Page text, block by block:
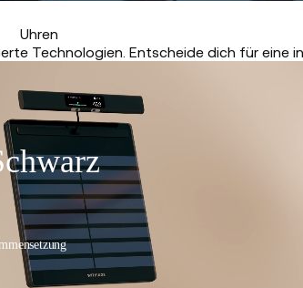
Uhren
Technologien. Entscheide dich für eine